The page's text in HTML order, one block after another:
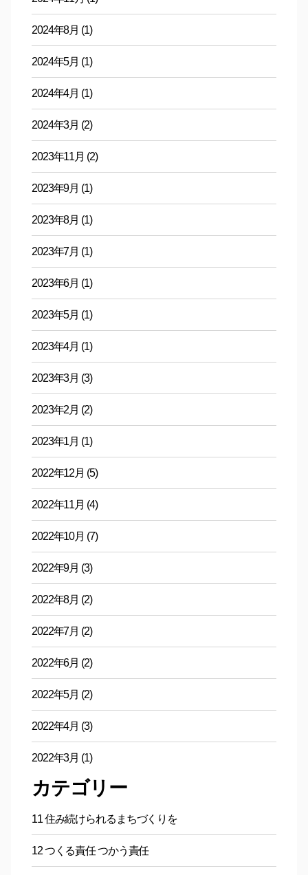
2024年8月 (1)
2024年5月 (1)
2024年4月 (1)
2024年3月 (2)
2023年11月 (2)
2023年9月 (1)
2023年8月 (1)
2023年7月 (1)
2023年6月 (1)
2023年5月 (1)
2023年4月 (1)
2023年3月 (3)
2023年2月 (2)
2023年1月 (1)
2022年12月 (5)
2022年11月 (4)
2022年10月 (7)
2022年9月 (3)
2022年8月 (2)
2022年7月 (2)
2022年6月 (2)
2022年5月 (2)
2022年4月 (3)
2022年3月 (1)
カテゴリー
11 住み続けられるまちづくりを
12 つくる責任 つかう責任